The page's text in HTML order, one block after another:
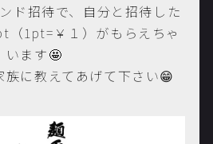
ド招待で、自分と招待した
（1pt=￥１） がもらえちゃ
います🤩
に教えてあげて下さい😁